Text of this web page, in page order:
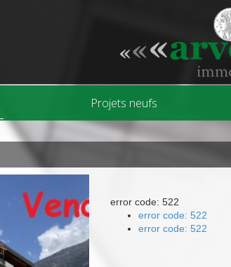
Projets neufs
error code: 522
error code: 522
error code: 522